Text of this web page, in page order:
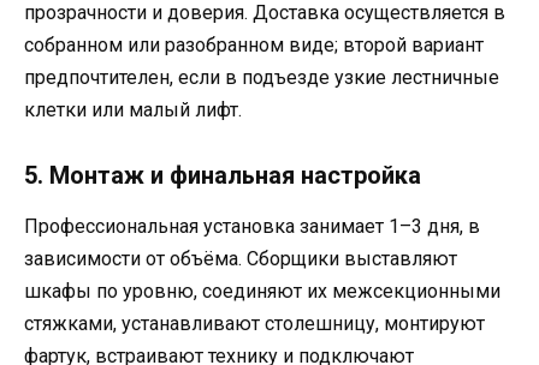
прозрачности и доверия. Доставка осуществляется в
собранном или разобранном виде; второй вариант
предпочтителен, если в подъезде узкие лестничные
клетки или малый лифт.
5. Монтаж и финальная настройка
Профессиональная установка занимает 1–3 дня, в
зависимости от объёма. Сборщики выставляют
шкафы по уровню, соединяют их межсекционными
стяжками, устанавливают столешницу, монтируют
фартук, встраивают технику и подключают